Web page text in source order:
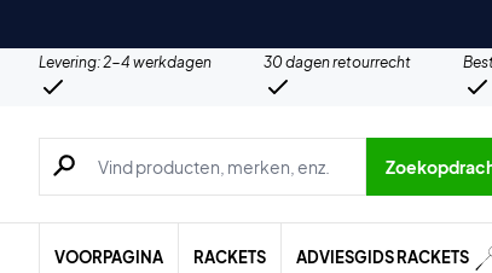
Levering: 2-4 werkdagen 30 dagen retourrecht
Zoeken naar producten, merken etc.
VOORPAGINA RACKETS ADVIESGIDS RACKETS